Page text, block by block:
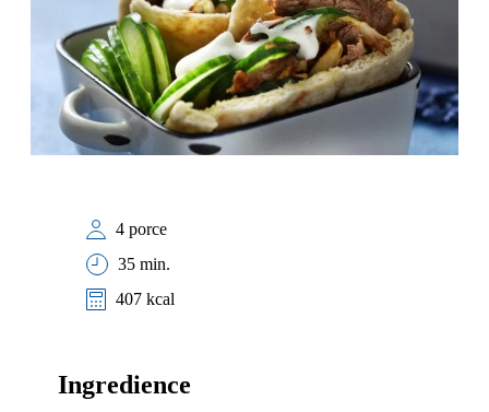
4 porce
35 min.
407 kcal
Ingredience